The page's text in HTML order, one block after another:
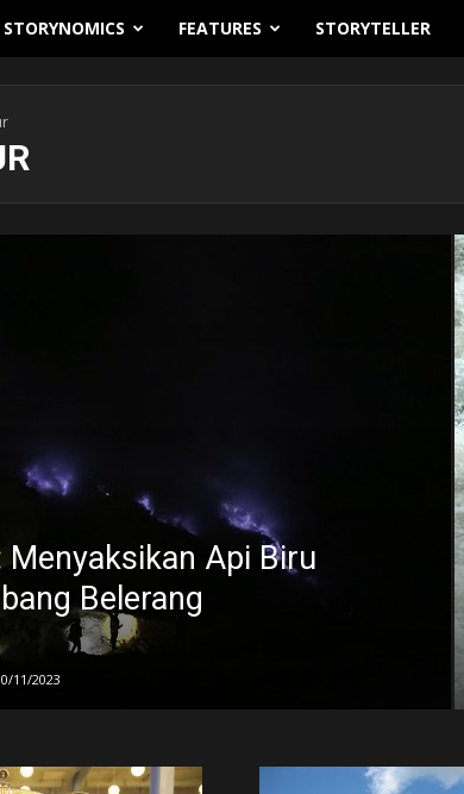
STORYNOMICS FEATURES STORYTELLER
Menyaksikan Api Biru
Belerang
11/2023